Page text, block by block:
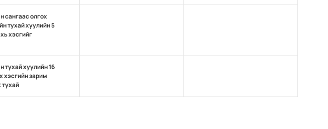
сангаас олгох
тухай хуулийн 5
хэсгийг
тухай хуулийн 16
хэсгийн зарим
тухай